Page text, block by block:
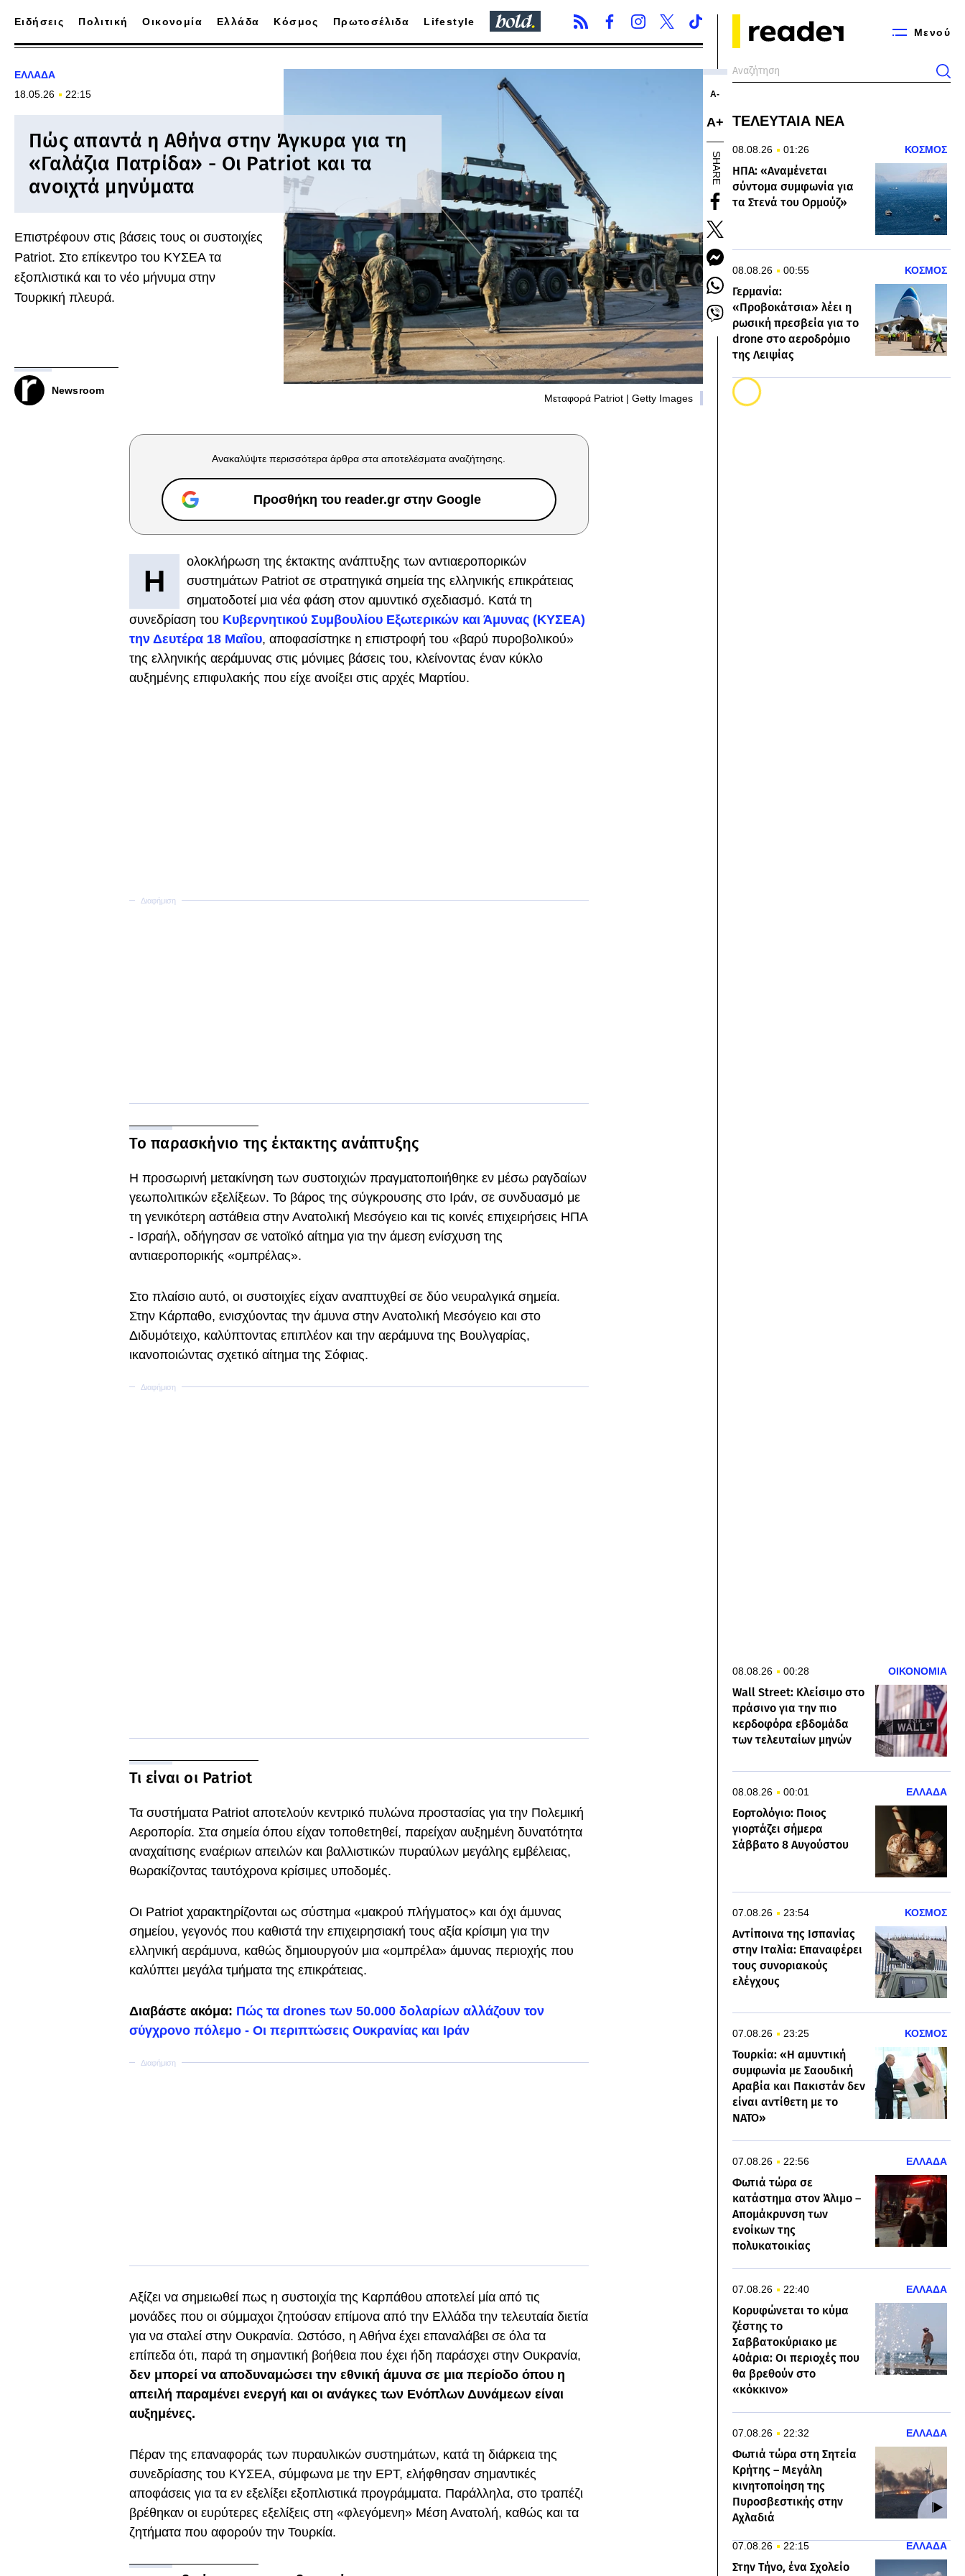
Μενού
Ειδήσεις Πολιτική Οικονομία Ελλάδα Κόσμος Πρωτοσέλιδα Lifestyle
ΕΛΛΑΔΑ
18.05.26
22:15
Πώς απαντά η Αθήνα στην Άγκυρα για τη
«Γαλάζια Πατρίδα» - Οι Patriot και τα
ανοιχτά μηνύματα
Επιστρέφουν στις βάσεις τους οι συστοιχίες
Patriot. Στο επίκεντρο του ΚΥΣΕΑ τα
εξοπλιστικά και το νέο μήνυμα στην
Τουρκική πλευρά.
Newsroom
Μεταφορά Patriot | Getty Images
Α-
Α+
SHARE
Ανακαλύψτε περισσότερα άρθρα στα αποτελέσματα αναζήτησης.
Προσθήκη του reader.gr στην Google
Η
ολοκλήρωση της έκτακτης ανάπτυξης των αντιαεροπορικών
συστημάτων Patriot σε στρατηγικά σημεία της ελληνικής επικράτειας
σηματοδοτεί μια νέα φάση στον αμυντικό σχεδιασμό. Κατά τη
συνεδρίαση του Κυβερνητικού Συμβουλίου Εξωτερικών και Άμυνας (ΚΥΣΕΑ)
την Δευτέρα 18 Μαΐου, αποφασίστηκε η επιστροφή του «βαρύ πυροβολικού»
της ελληνικής αεράμυνας στις μόνιμες βάσεις του, κλείνοντας έναν κύκλο
αυξημένης επιφυλακής που είχε ανοίξει στις αρχές Μαρτίου.
Το παρασκήνιο της έκτακτης ανάπτυξης
Η προσωρινή μετακίνηση των συστοιχιών πραγματοποιήθηκε εν μέσω ραγδαίων
γεωπολιτικών εξελίξεων. Το βάρος της σύγκρουσης στο Ιράν, σε συνδυασμό με
τη γενικότερη αστάθεια στην Ανατολική Μεσόγειο και τις κοινές επιχειρήσεις ΗΠΑ
- Ισραήλ, οδήγησαν σε νατοϊκό αίτημα για την άμεση ενίσχυση της
αντιαεροπορικής «ομπρέλας».
Στο πλαίσιο αυτό, οι συστοιχίες είχαν αναπτυχθεί σε δύο νευραλγικά σημεία.
Στην Κάρπαθο, ενισχύοντας την άμυνα στην Ανατολική Μεσόγειο και στο
Διδυμότειχο, καλύπτοντας επιπλέον και την αεράμυνα της Βουλγαρίας,
ικανοποιώντας σχετικό αίτημα της Σόφιας.
Τι είναι οι Patriot
Τα συστήματα Patriot αποτελούν κεντρικό πυλώνα προστασίας για την Πολεμική
Αεροπορία. Στα σημεία όπου είχαν τοποθετηθεί, παρείχαν αυξημένη δυνατότητα
αναχαίτισης εναέριων απειλών και βαλλιστικών πυραύλων μεγάλης εμβέλειας,
θωρακίζοντας ταυτόχρονα κρίσιμες υποδομές.
Οι Patriot χαρακτηρίζονται ως σύστημα «μακρού πλήγματος» και όχι άμυνας
σημείου, γεγονός που καθιστά την επιχειρησιακή τους αξία κρίσιμη για την
ελληνική αεράμυνα, καθώς δημιουργούν μια «ομπρέλα» άμυνας περιοχής που
καλύπτει μεγάλα τμήματα της επικράτειας.
Διαβάστε ακόμα: Πώς τα drones των 50.000 δολαρίων αλλάζουν τον
σύγχρονο πόλεμο - Οι περιπτώσεις Ουκρανίας και Ιράν
Αξίζει να σημειωθεί πως η συστοιχία της Καρπάθου αποτελεί μία από τις
μονάδες που οι σύμμαχοι ζητούσαν επίμονα από την Ελλάδα την τελευταία διετία
για να σταλεί στην Ουκρανία. Ωστόσο, η Αθήνα έχει επαναλάβει σε όλα τα
επίπεδα ότι, παρά τη σημαντική βοήθεια που έχει ήδη παράσχει στην Ουκρανία,
δεν μπορεί να αποδυναμώσει την εθνική άμυνα σε μια περίοδο όπου η
απειλή παραμένει ενεργή και οι ανάγκες των Ενόπλων Δυνάμεων είναι
αυξημένες.
Πέραν της επαναφοράς των πυραυλικών συστημάτων, κατά τη διάρκεια της
συνεδρίασης του ΚΥΣΕΑ, σύμφωνα με την ΕΡΤ, ελήφθησαν σημαντικές
αποφάσεις για τα εν εξελίξει εξοπλιστικά προγράμματα. Παράλληλα, στο τραπέζι
βρέθηκαν οι ευρύτερες εξελίξεις στη «φλεγόμενη» Μέση Ανατολή, καθώς και τα
ζητήματα που αφορούν την Τουρκία.
ΤΕΛΕΥΤΑΙΑ ΝΕΑ
08.08.26 01:26 ΚΟΣΜΟΣ
ΗΠΑ: «Αναμένεται
σύντομα συμφωνία για
τα Στενά του Ορμούζ»
08.08.26 00:55 ΚΟΣΜΟΣ
Γερμανία:
«Προβοκάτσια» λέει η
ρωσική πρεσβεία για το
drone στο αεροδρόμιο
της Λειψίας
08.08.26 00:28 ΟΙΚΟΝΟΜΙΑ
Wall Street: Κλείσιμο στο
πράσινο για την πιο
κερδοφόρα εβδομάδα
των τελευταίων μηνών
08.08.26 00:01 ΕΛΛΑΔΑ
Εορτολόγιο: Ποιος
γιορτάζει σήμερα
Σάββατο 8 Αυγούστου
07.08.26 23:54 ΚΟΣΜΟΣ
Αντίποινα της Ισπανίας
στην Ιταλία: Επαναφέρει
τους συνοριακούς
ελέγχους
07.08.26 23:25 ΚΟΣΜΟΣ
Τουρκία: «Η αμυντική
συμφωνία με Σαουδική
Αραβία και Πακιστάν δεν
είναι αντίθετη με το
ΝΑΤΟ»
07.08.26 22:56 ΕΛΛΑΔΑ
Φωτιά τώρα σε
κατάστημα στον Άλιμο –
Απομάκρυνση των
ενοίκων της
πολυκατοικίας
07.08.26 22:40 ΕΛΛΑΔΑ
Κορυφώνεται το κύμα
ζέστης το
Σαββατοκύριακο με
40άρια: Οι περιοχές που
θα βρεθούν στο
«κόκκινο»
07.08.26 22:32 ΕΛΛΑΔΑ
Φωτιά τώρα στη Σητεία
Κρήτης – Μεγάλη
κινητοποίηση της
Πυροσβεστικής στην
Αχλαδιά
07.08.26 22:15 ΕΛΛΑΔΑ
Στην Τήνο, ένα Σχολείο